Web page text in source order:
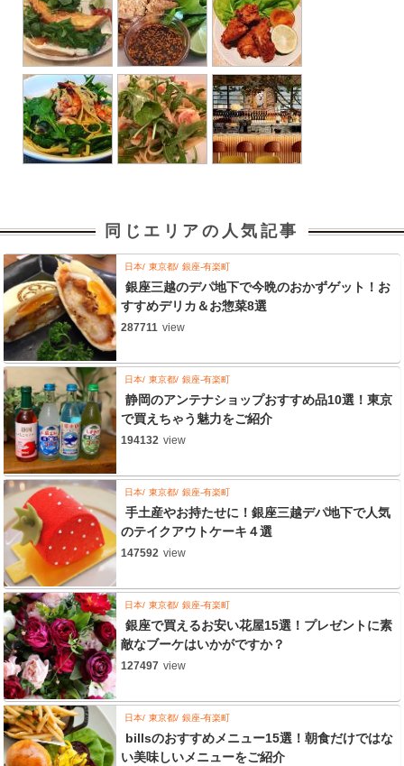
同じエリアの人気記事
日本 東京都 銀座-有楽町
銀座三越のデパ地下で今晩のおかずゲット！お
すすめデリカ＆お惣菜8選
287711 view
日本 東京都 銀座-有楽町
静岡のアンテナショップおすすめ品10選！東京
で買えちゃう魅力をご紹介
194132 view
日本 東京都 銀座-有楽町
手土産やお持たせに！銀座三越デパ地下で人気
のテイクアウトケーキ４選
147592 view
日本 東京都 銀座-有楽町
銀座で買えるお安い花屋15選！プレゼントに素
敵なブーケはいかがですか？
127497 view
日本 東京都 銀座-有楽町
billsのおすすめメニュー15選！朝食だけではな
い美味しいメニューをご紹介